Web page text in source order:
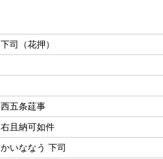
下司（花押）
西五条莚事
右且納可如件
かいななう 下司